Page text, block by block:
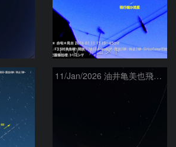
（＾０＾）コメト
11/Jan/2026 油井亀美也飛行士搭乗中のISS